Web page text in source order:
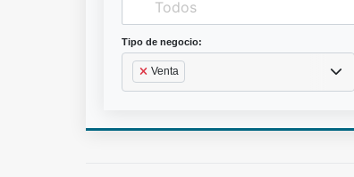
Tipo de negocio:
Venta